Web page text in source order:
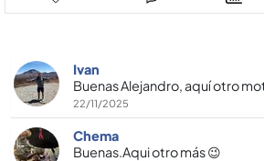
Ivan
Buenas Alejandro, aquí otro
22/11/2025
Chema
Buenas.Aqui otro más 😉